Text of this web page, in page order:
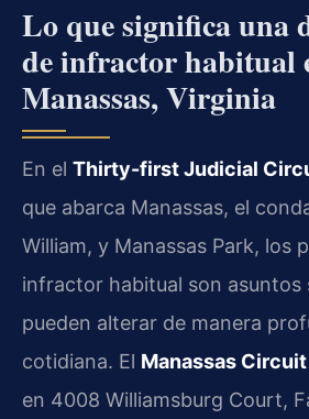
Lo que significa una
de infractor habitual
Manassas, Virginia
En el Thirty-first Judicial
que abarca Manassas, el
William, y Manassas Park, los
infractor habitual son asuntos
pueden alterar de manera
cotidiana. El Manassas
en 4008 Williamsburg Court,